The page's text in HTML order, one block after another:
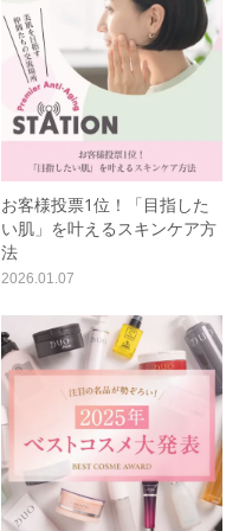
お客様投票1位！「目指した
い肌」を叶えるスキンケア方
法
2026.01.07